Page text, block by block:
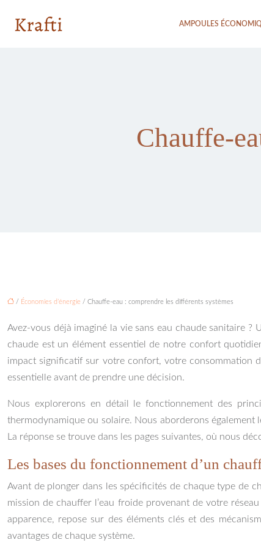
AMPOULES
Chauffe-
/ Économies d’énergie / Chauffe-eau : comprendre les différents systèmes
Avez-vous déjà imaginé la vie sans eau chaude sanitaire
chaude est un élément essentiel de notre confort
impact significatif sur votre confort, votre consommation
essentielle avant de prendre une décision.
Nous explorerons en détail le fonctionnement des
thermodynamique ou solaire. Nous aborderons
La réponse se trouve dans les pages suivantes, où nous
Les bases du fonctionnement d’un
Avant de plonger dans les spécificités de chaque type de
mission de chauffer l’eau froide provenant de votre
apparence, repose sur des éléments clés et des
avantages de chaque système.